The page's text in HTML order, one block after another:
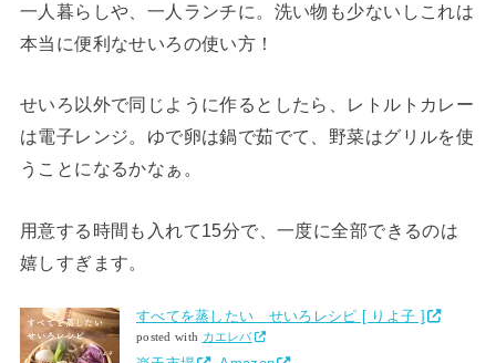
一人暮らしや、一人ランチに。洗い物も少ないしこれは
本当に便利なせいろの使い方！
せいろ以外で同じように作るとしたら、レトルトカレー
は電子レンジ。ゆで卵は鍋で茹でて、野菜はグリルを使
うことになるかなぁ。
用意する時間も入れて15分で、一度に全部できるのは
嬉しすぎます。
すべてを蒸したい せいろレシピ [ りよ子 ]
posted with カエレバ